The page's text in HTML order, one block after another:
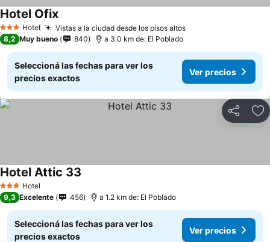
3 Estrellas
Hotel Vistas a la ciudad desde los pisos altos
Hotel Ofix
8,2 Muy bueno 840 a 3.0 km de: El Poblado
Seleccioná las fechas para ver los
precios exactos
Ver precios
Compartir
3 Estrellas
Hotel
Hotel Attic 33
9,3 Excelente 456 a 1.2 km de: El Poblado
Seleccioná las fechas para ver los
precios exactos
Ver precios